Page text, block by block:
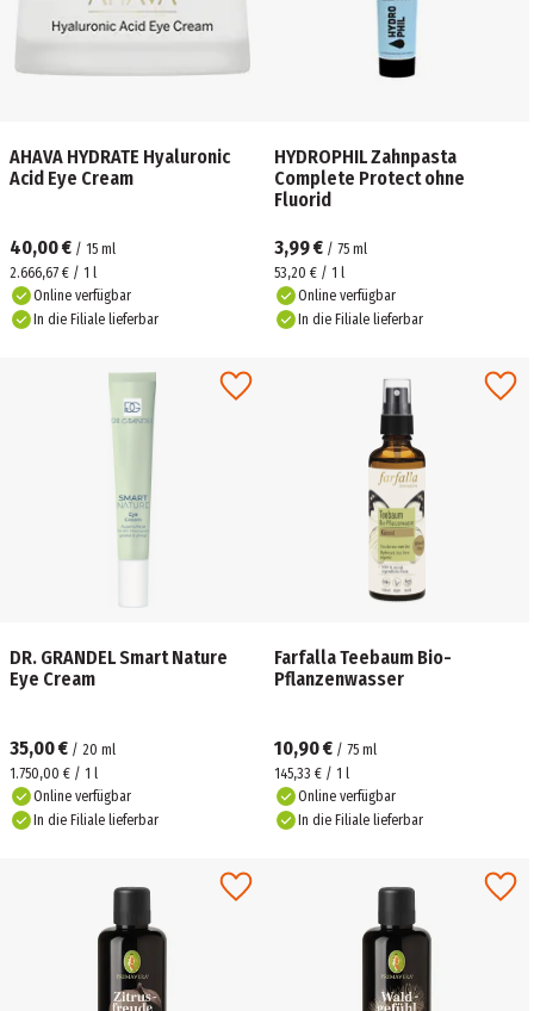
AHAVA HYDRATE Hyaluronic
Acid Eye Cream
40,00 € / 15 ml
2.666,67 € / 1 l
Online verfügbar
In die Filiale lieferbar
HYDROPHIL Zahnpasta
Complete Protect ohne
Fluorid
3,99 € / 75 ml
53,20 € / 1 l
Online verfügbar
In die Filiale lieferbar
DR. GRANDEL Smart Nature
Eye Cream
35,00 € / 20 ml
1.750,00 € / 1 l
Online verfügbar
In die Filiale lieferbar
Farfalla Teebaum Bio-
Pflanzenwasser
10,90 € / 75 ml
145,33 € / 1 l
Online verfügbar
In die Filiale lieferbar